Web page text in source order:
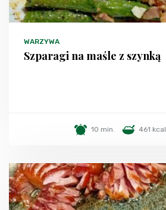
WARZYWA
Szparagi na maśle z szynką
10 min. 461 kcal